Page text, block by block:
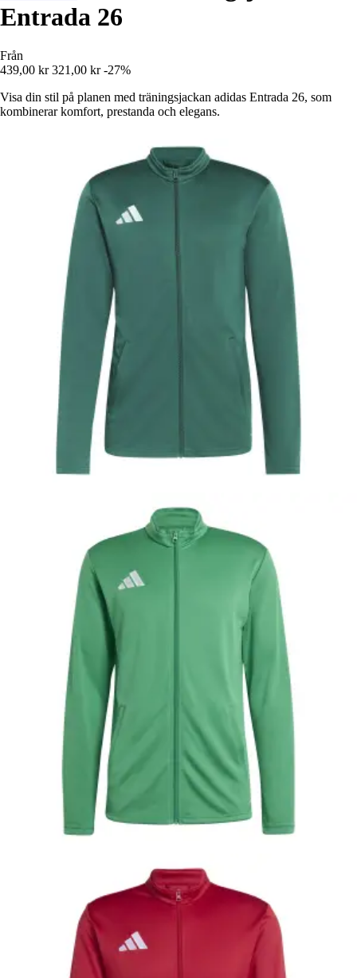
Entrada 26
Från
439,00 kr 321,00 kr -27%
Visa din stil på planen med träningsjackan adidas Entrada 26, som
kombinerar komfort, prestanda och elegans.